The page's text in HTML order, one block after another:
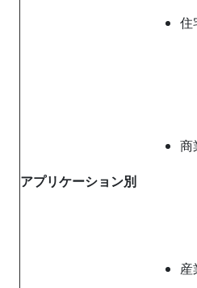
アプリケーション別
住
商
産